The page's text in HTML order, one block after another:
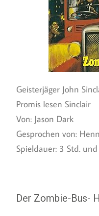
Geisterjäger John
Promis lesen Sinclair
Von: Jason Dark
Gesprochen von:
Spieldauer: 3 Std.
Der Zombie-Bus-